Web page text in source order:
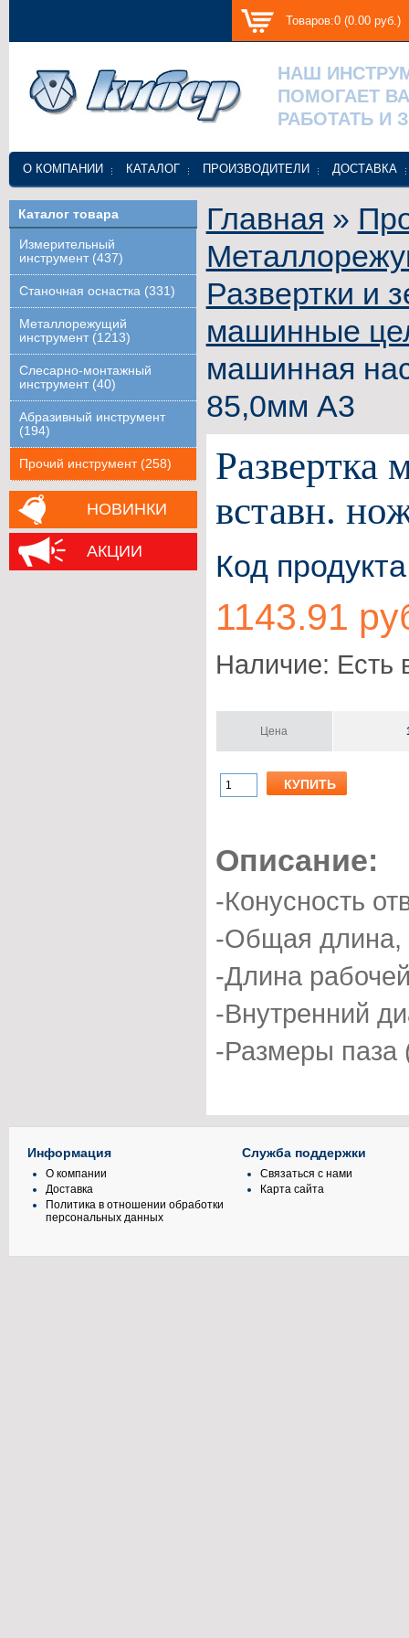
Товаров:0 (0.00 руб.)
НАШ
ПОМОГАЕТ
РАБОТАТЬ И
О КОМПАНИИ КАТАЛОГ ПРОИЗВОДИТЕЛИ ДОСТАВКА
Каталог товара
Измерительный
инструмент (437)
Станочная оснастка (331)
Металлорежущий
инструмент (1213)
Слесарно-монтажный
инструмент (40)
Абразивный инструмент
(194)
Прочий инструмент (258)
НОВИНКИ
АКЦИИ
Главная »
Развертки и
машинные
машинная
85,0мм А3
Развертка
вставн.
Код
1143.91
Наличие: Есть
Цена
Описание:
-Конусность
-Общая длина,
-Длина
-Внутренний
-Размеры паза
Информация
О компании
Доставка
Политика в отношении обработки
персональных данных
Служба поддержки
Связаться с нами
Карта сайта